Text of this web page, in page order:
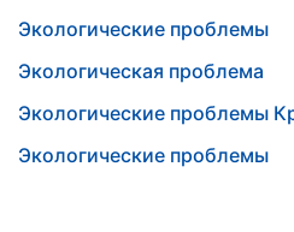
Экологические проблемы
Экологическая проблема
Экологические проблемы
Экологические проблемы